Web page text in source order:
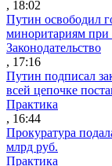
, 18:02
Путин освободил
миноритариям при
Законодательство
, 17:16
Путин подписал
всей цепочке
Практика
, 16:44
Прокуратура
млрд руб.
Практика